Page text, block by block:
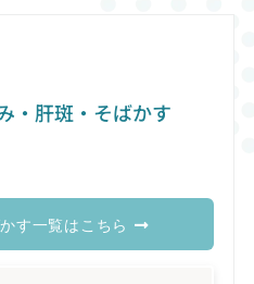
・肝斑・そばかす
す一覧はこちら